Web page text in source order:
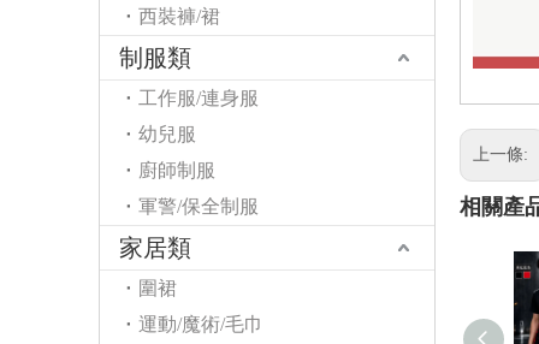
西裝褲/裙
制服類
工作服/連身服
幼兒服
廚師制服
軍警/保全制服
家居類
圍裙
運動/魔術/毛巾
上一條:
相關產